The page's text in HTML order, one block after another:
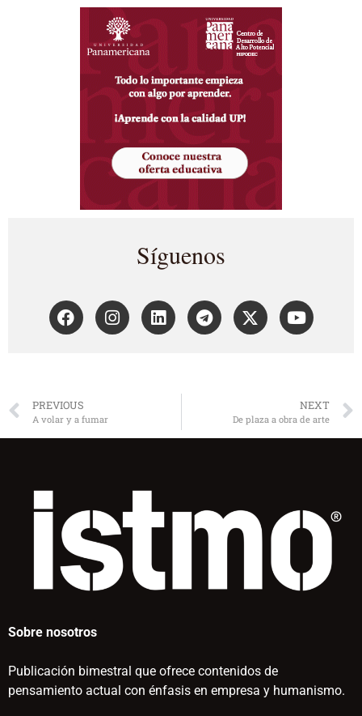
Síguenos
PREVIOUS
A volar y a fumar
NEXT
De plaza a obra de arte
Sobre nosotros
Publicación bimestral que ofrece contenidos de
pensamiento actual con énfasis en empresa y humanismo.